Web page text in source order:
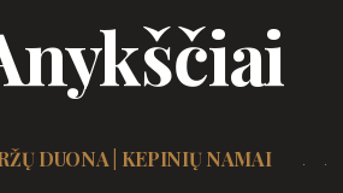
DUONA | KEPINIŲ NAMAI